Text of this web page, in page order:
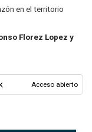
en el territorio
Florez Lopez y
Acceso abierto